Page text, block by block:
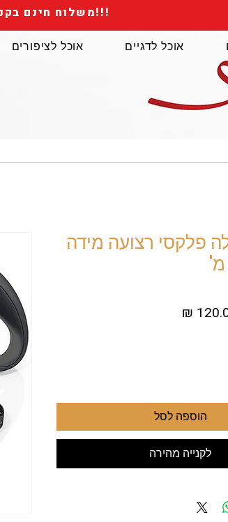
!!!משלוח חינם בקניה מעל 180 ש"ח!!!
אוכל לציפורים אוכל לדגיים
פלקסי רצועה מידה
הוספה לסל
לקנייה מהירה